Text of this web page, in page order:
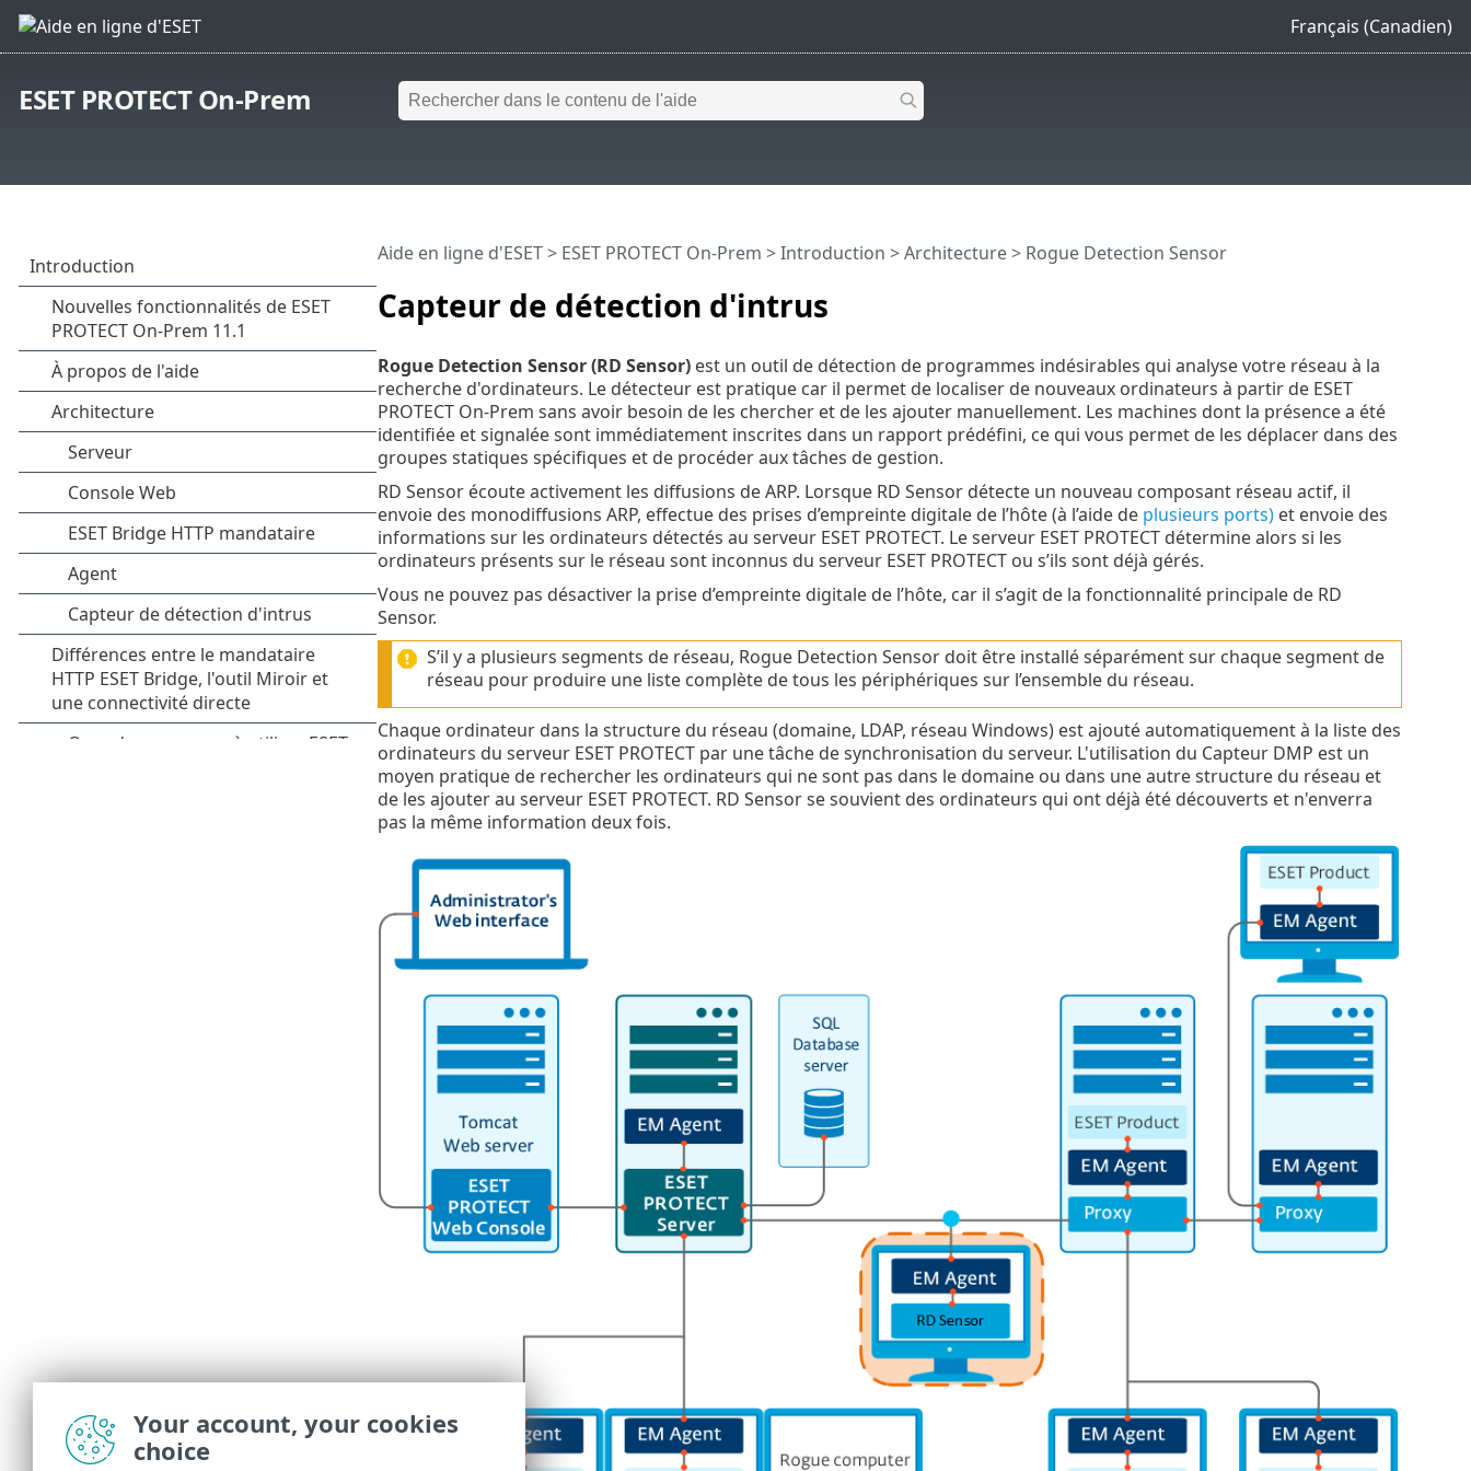
Français (Canadien)
ESET PROTECT On-Prem
Capteur de détection d'intrus
Aide en ligne d'ESET> ESET PROTECT On-Prem >Introduction >Architecture> Rogue Detection Sensor
Rogue Detection Sensor (RD Sensor)est un outil de détection de programmes indésirables qui analyse votre réseau à la
recherche d'ordinateurs. Le détecteur est pratique car il permet de localiser de nouveaux ordinateurs à partir de ESET
PROTECT On-Prem sans avoir besoin de les chercher et de les ajouter manuellement. Les machines dont la présence a été
identifiée et signalée sont immédiatement inscrites dans un rapport prédéfini, ce qui vous permet de les déplacer dans des
groupes statiques spécifiques et de procéder aux tâches de gestion.
RD Sensor écoute activement les diffusions de ARP. Lorsque RD Sensor détecte un nouveau composant réseau actif, il
envoie des monodiffusions ARP, effectue des prises d’empreinte digitale de l’hôte (à l’aide de plusieurs ports)et envoie des
informations sur les ordinateurs détectés au serveur ESET PROTECT. Le serveur ESET PROTECT détermine alors si les
ordinateurs présents sur le réseau sont inconnus du serveur ESET PROTECT ou s’ils sont déjà gérés.
Vous ne pouvez pas désactiver la prise d’empreinte digitale de l’hôte, car il s’agit de la fonctionnalité principale de RD
Sensor.
S’il y a plusieurs segments de réseau, Rogue Detection Sensor doit être installé séparément sur chaque segment de
réseau pour produire une liste complète de tous les périphériques sur l’ensemble du réseau.
Chaque ordinateur dans la structure du réseau (domaine, LDAP, réseau Windows) est ajouté automatiquement à la liste des
ordinateurs du serveur ESET PROTECT par une tâche de synchronisation du serveur. L'utilisation du Capteur DMP est un
moyen pratique de rechercher les ordinateurs qui ne sont pas dans le domaine ou dans une autre structure du réseau et
de les ajouter au serveur ESET PROTECT. RD Sensor se souvient des ordinateurs qui ont déjà été découverts et n'enverra
pas la même information deux fois.
Your account, your cookies
choice